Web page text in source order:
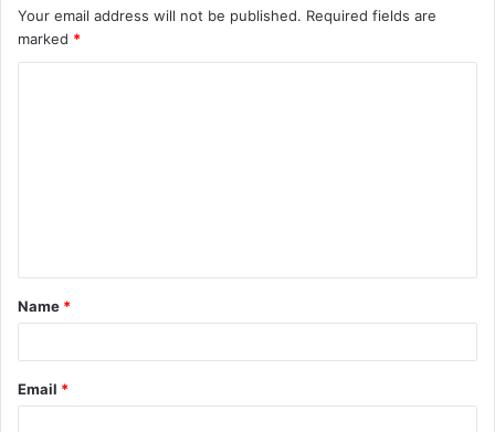
Your email address will not be published. Required fields are
marked *
Name *
Email *